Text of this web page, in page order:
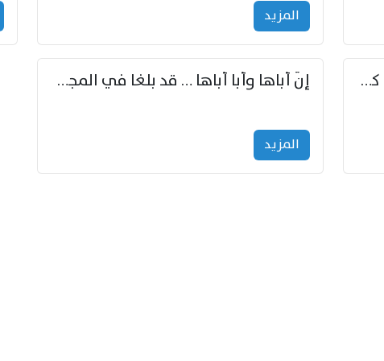
المزید
أفاطم مهلا بعض هذا التدلل … وإن كنت قد أزمعت صرمي فأجملي إنّ أباها وأبا أباها … قد بلغا في المجد غايتاها
المزید